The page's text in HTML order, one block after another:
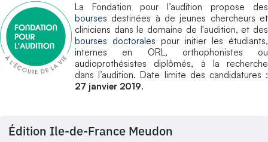
La Fondation pour l’audition propose des
bourses destinées à de jeunes chercheurs et
cliniciens dans le domaine de l'audition, et des
bourses doctorales pour initier les étudiants,
internes en ORL, orthophonistes ou
audioprothésistes diplômés, à la recherche
dans l’audition. Date limite des candidatures :
27 janvier 2019.
Édition Ile-de-France Meudon